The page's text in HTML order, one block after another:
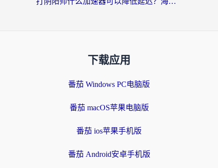
下载应用
番茄 Windows PC电脑版
番茄 macOS苹果电脑版
番茄 ios苹果手机版
番茄 Android安卓手机版